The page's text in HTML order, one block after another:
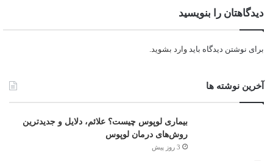
دیدگاهتان را بنویسید
برای نوشتن دیدگاه باید وارد بشوید.
آخرین نوشته ها
بیماری لوپوس چیست؟ علائم، دلایل و جدیدترین
روش‌های درمان لوپوس
3 روز پیش